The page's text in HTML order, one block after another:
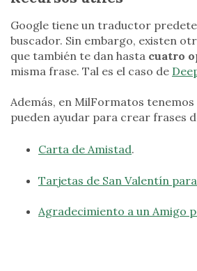
Google tiene un traductor
buscador. Sin embargo, existen
que también te dan hasta cuatro
misma frase. Tal es el caso de
Además, en MilFormatos
pueden ayudar para crear frases
Carta de Amistad.
Tarjetas de San Valentín
Agradecimiento a un Amigo